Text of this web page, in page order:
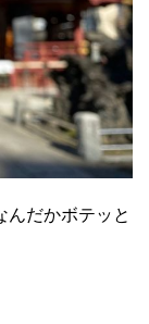
だかボテッと